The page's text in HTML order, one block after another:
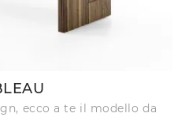
ecco a te il modello da